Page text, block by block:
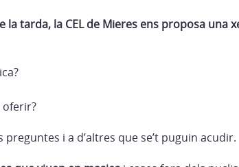
la tarda, la CEL de Mieres ens proposa una
oferir?
i a d’altres que se’t puguin acudir.